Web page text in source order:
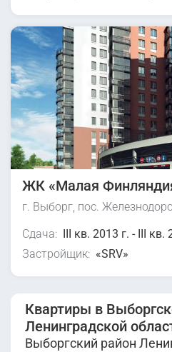
ЖК «Малая
г. Выборг, пос.
Сдача: III кв. 2013 г. - III кв.
Застройщик: «SRV»
Квартиры в
Ленинградской
Выборгский район